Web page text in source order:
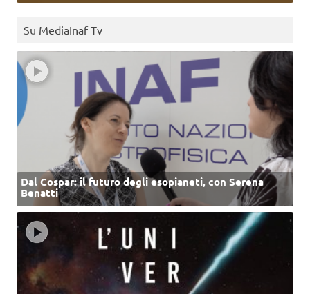
Su MediaInaf Tv
Dal Cospar: il futuro degli esopianeti, con Serena
Benatti